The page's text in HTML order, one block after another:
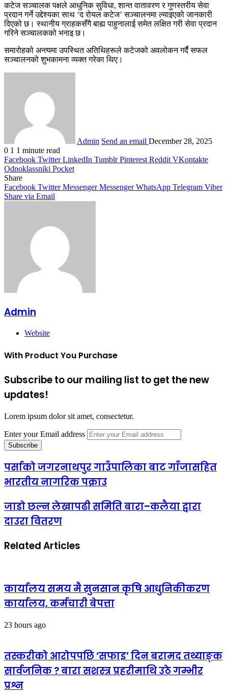
कटेज सञ्चालक पक्षले आधुनिक सुविधा, शान्त वातावरण र गुणस्तरीय सेवा
प्रदान गर्ने उद्देश्यका साथ ‘द रोयल कटेज’ सञ्चालनमा ल्याइएको जानकारी
दिएको छ। स्थानीय ग्राहकसँगै बाह्य पाहुनालाई समेत लक्षित गरी सेवा प्रदान
गरिने सञ्चालकको भनाइ छ।
समारोहको अन्त्यमा उपस्थित अतिथिहरूले कटेजको अवलोकन गर्दै सफल
सञ्चालनको शुभकामना व्यक्त गरेका थिए।
Admin Send an email December 28, 2025
0 1 1 minute read
Facebook Twitter LinkedIn Tumblr Pinterest Reddit VKontakte
Odnoklassniki Pocket
Share
Facebook Twitter Messenger Messenger WhatsApp Telegram Viber
Share via Email
Admin
Website
With Product You Purchase
Subscribe to our mailing list to get the new
updates!
Lorem ipsum dolor sit amet, consectetur.
Enter your Email address
पर्साको जगरनाथपुर गाउँपालिका बाट गाँजासहित
भारतीय नागरिक पक्राउ
जाडो छल्न लेखापढी समिति बारा–कलैया द्वारा
दाउरा वितरण
Related Articles
कार्यालय समय मै सुनसान कृषि आधुनिकीकरण
कार्यालय, कर्मचारी बेपत्ता
23 hours ago
तस्करीको आरोपपछि ‘सफाइ’ दिन बरामद तथ्याङ्क
सार्वजनिक ? बारा सशस्त्र प्रहरीमाथि उठे गम्भीर
प्रश्न